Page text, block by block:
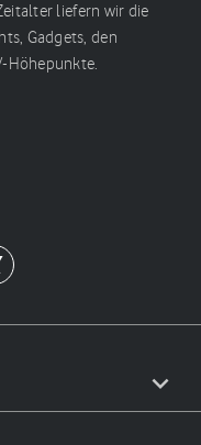
liefern wir die
Gadgets, den
Höhepunkte.